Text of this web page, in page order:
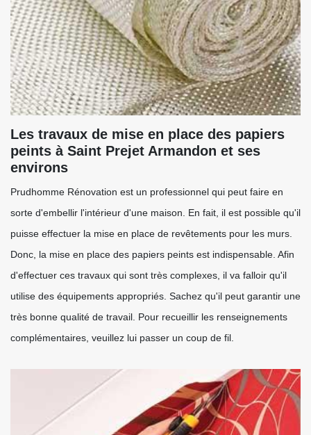
Les travaux de mise en place des papiers
peints à Saint Prejet Armandon et ses
environs
Prudhomme Rénovation est un professionnel qui peut faire en
sorte d'embellir l'intérieur d'une maison. En fait, il est possible qu'il
puisse effectuer la mise en place de revêtements pour les murs.
Donc, la mise en place des papiers peints est indispensable. Afin
d'effectuer ces travaux qui sont très complexes, il va falloir qu'il
utilise des équipements appropriés. Sachez qu'il peut garantir une
très bonne qualité de travail. Pour recueillir les renseignements
complémentaires, veuillez lui passer un coup de fil.